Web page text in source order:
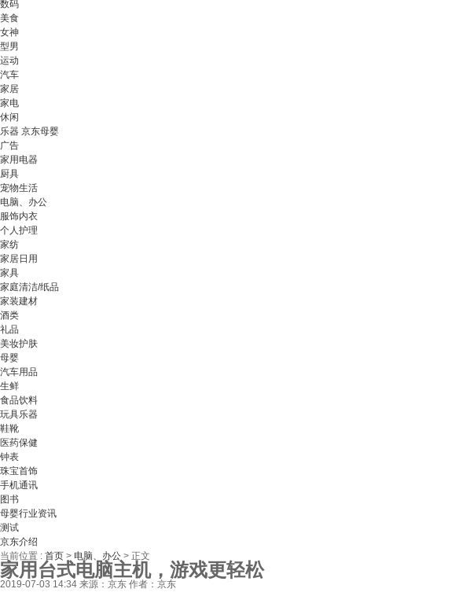
数码
美食
女神
型男
运动
汽车
家居
家电
休闲
乐器 京东母婴
广告
家用电器
厨具
宠物生活
电脑、办公
服饰内衣
个人护理
家纺
家居日用
家具
家庭清洁/纸品
家装建材
酒类
礼品
美妆护肤
母婴
汽车用品
生鲜
食品饮料
玩具乐器
鞋靴
医药保健
钟表
珠宝首饰
手机通讯
图书
母婴行业资讯
测试
京东介绍
当前位置 : 首页 > 电脑、办公 > 正文
家用台式电脑主机，游戏更轻松
2019-07-03 14:34 来源：京东 作者：京东